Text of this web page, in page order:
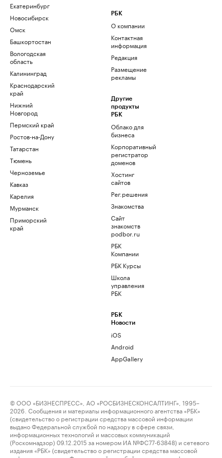
Екатеринбург
Новосибирск
Омск
Башкортостан
Вологодская
область
Калининград
Краснодарский
край
Нижний
Новгород
Пермский край
Ростов-на-Дону
Татарстан
Тюмень
Черноземье
Кавказ
Карелия
Мурманск
Приморский
край
РБК
О компании
Контактная
информация
Редакция
Размещение
рекламы
Другие
продукты
РБК
Облако для
бизнеса
Корпоративный
регистратор
доменов
Хостинг
сайтов
Рег.решения
Знакомства
Сайт
знакомств
podbor.ru
РБК
Компании
РБК Курсы
Школа
управления
РБК
РБК
Новости
iOS
Android
AppGallery
© ООО «БИЗНЕСПРЕСС», АО «РОСБИЗНЕСКОНСАЛТИНГ», 1995–
2026. Сообщения и материалы информационного агентства «РБК»
(свидетельство о регистрации средства массовой информации
выдано Федеральной службой по надзору в сфере связи,
информационных технологий и массовых коммуникаций
(Роскомнадзор) 09.12.2015 за номером ИА №ФС77-63848) и сетевого
издания «РБК» (свидетельство о регистрации средства массовой